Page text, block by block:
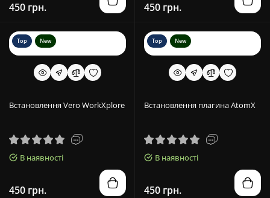
450 грн. 450 грн.
Top New
Встановлення Vero WorkXplore
В наявності
450 грн.
Top New
Встановлення плагина AtomX
В наявності
450 грн.